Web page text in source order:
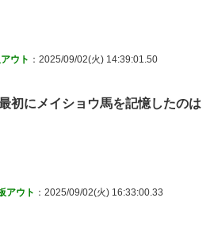
ウト ：2025/09/02(火) 14:39:01.50
初にメイショウ馬を記憶したのは
アウト ：2025/09/02(火) 16:33:00.33